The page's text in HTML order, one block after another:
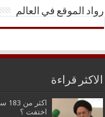
رواد الموقع في العالم
الاكثر قراءة
اختفت ؟